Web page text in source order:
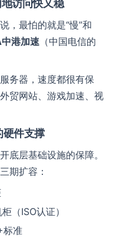
访问快又稳
，最怕的就是“慢”和
港加速 （中国电信的
务器，速度都很有保
贸网站、游戏加速、视
硬件支撑
底层基础设施的保障。
期扩容：
（ISO认证）
标准